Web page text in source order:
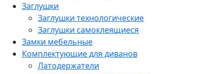
Заглушки
Заглушки технологические
Заглушки самоклеящиеся
Замки мебельные
Комплектующие для диванов
Латодержатели